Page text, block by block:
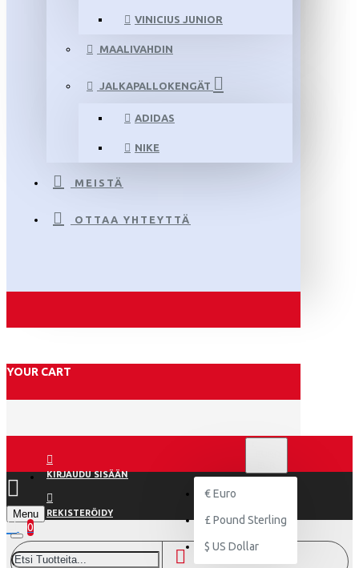
VINICIUS JUNIOR
MAALIVAHDIN
JALKAPALLOKENGÄT
ADIDAS
NIKE
MEISTÄ
OTTAA YHTEYTTÄ
YOUR CART
KIRJAUDU SISÄÄN
REKISTERÖIDY
€ Euro
£ Pound Sterling
$ US Dollar
Menu
0